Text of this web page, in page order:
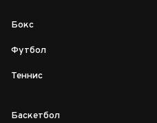
Бокс
Футбол
Теннис
Баскетбол